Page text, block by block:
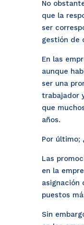
No
que la
ser
gestión de
En las
aunque
ser una
trabajador
que
años.
Por último;
Las
en la
asignación
puestos
Sin